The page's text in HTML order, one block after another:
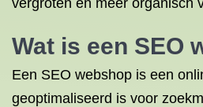
vergroten en meer organisch
Wat is een SEO
Een SEO webshop is een
geoptimaliseerd is voor